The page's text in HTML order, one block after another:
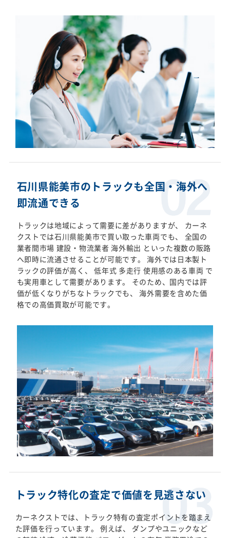
石川県能美市のトラックも全国・海外へ
即流通できる
トラックは地域によって需要に差がありますが、 カーネ
クストでは石川県能美市で買い取った車両でも、 全国の
業者間市場 建設・物流業者 海外輸出 といった複数の販路
へ即時に流通させることが可能です。 海外では日本製ト
ラックの評価が高く、 低年式 多走行 使用感のある車両 で
も実用車として需要があります。 そのため、国内では評
価が低くなりがちなトラックでも、 海外需要を含めた価
格での高価買取が可能です。
トラック特化の査定で価値を見逃さない
カーネクストでは、トラック特有の査定ポイントを踏まえ
た評価を行っています。 例えば、 ダンプやユニックなど